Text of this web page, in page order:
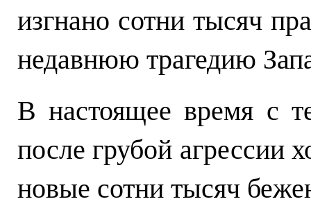
изгнано сотни тысяч
недавнюю трагедию
В настоящее время с
после грубой агрессии
новые сотни тысяч